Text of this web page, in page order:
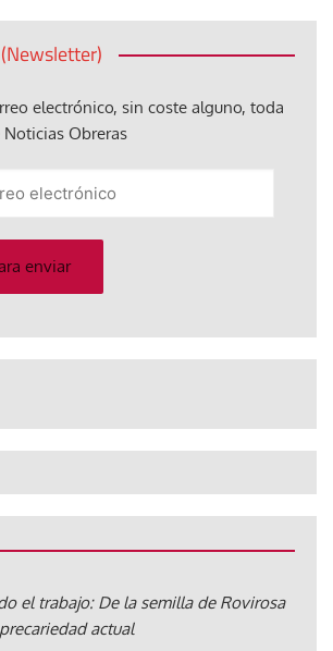
electrónico, sin coste alguno, toda
Obreras
enviar
el trabajo: De la semilla de Rovirosa
actual